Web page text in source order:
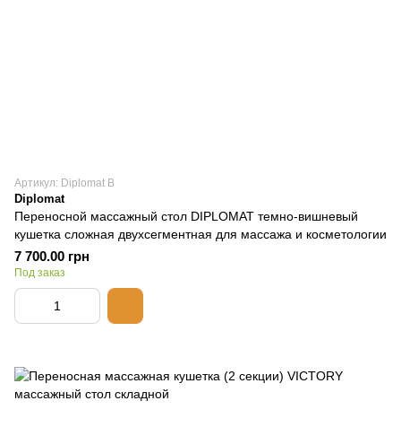
Артикул: Diplomat B
Diplomat
Переносной массажный стол DIPLOMAT темно-вишневый
кушетка сложная двухсегментная для массажа и косметологии
7 700.00 грн
Под заказ